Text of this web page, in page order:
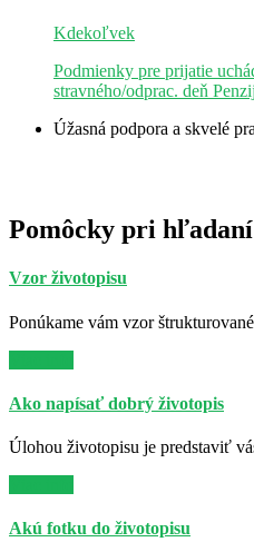
Kdekoľvek
Podmienky pre prijatie
stravného/odprac. deň
Úžasná podpora a skvelé
Pomôcky pri
Vzor životopisu
Ponúkame vám vzor
Ako napísať dobrý životopis
Úlohou životopisu je predstaviť
Akú fotku do životopisu